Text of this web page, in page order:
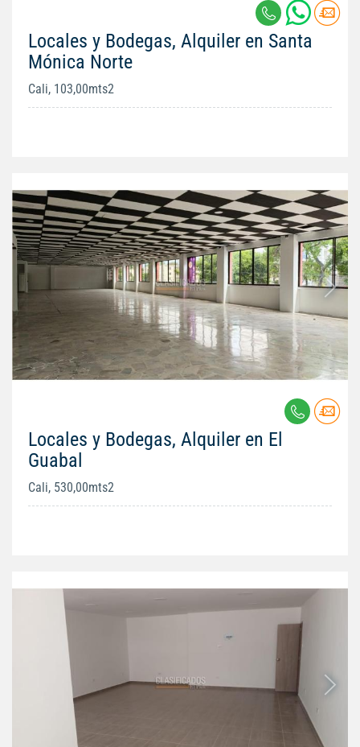
Locales y Bodegas, Alquiler en Santa
Mónica Norte
Cali, 103,00mts2
Locales y Bodegas, Alquiler en El
Guabal
Cali, 530,00mts2